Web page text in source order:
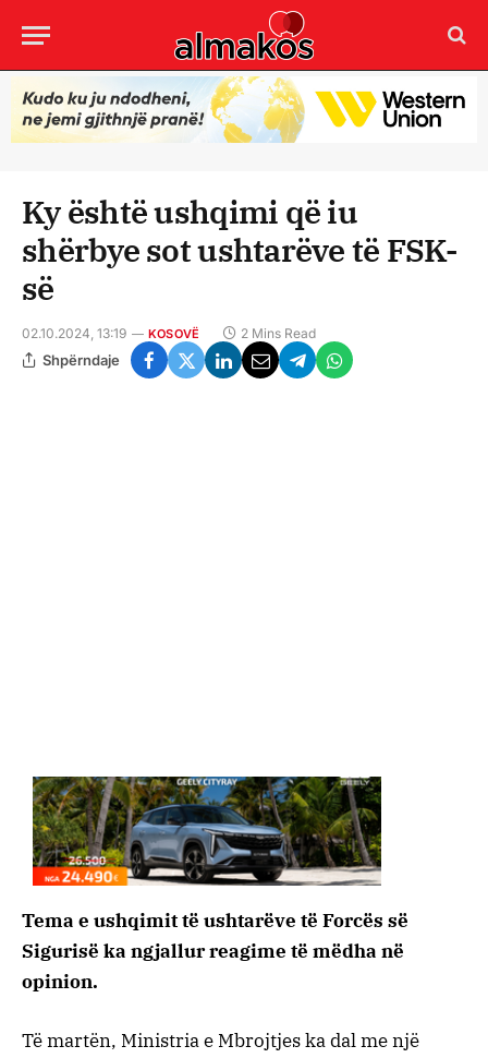
Ky është ushqimi që iu
shërbye sot ushtarëve të FSK-
së
02.10.2024, 13:19 KOSOVË 2 Mins Read
Shpërndaje
Tema e ushqimit të ushtarëve të Forcës së
Sigurisë ka ngjallur reagime të mëdha në
opinion.
Të martën, Ministria e Mbrojtjes ka dal me një